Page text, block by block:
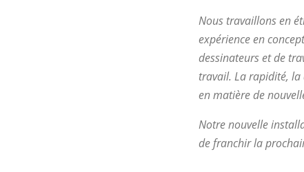
Nous travaillons en
expérience en
dessinateurs et de
travail. La rapidité,
en matière de
Notre nouvelle
de franchir la